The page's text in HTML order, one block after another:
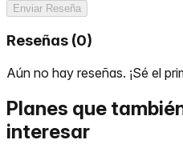
Enviar Reseña
Reseñas (0)
Aún no hay reseñas. ¡Sé el
Planes que
interesar